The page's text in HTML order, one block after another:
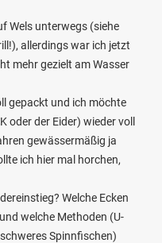
Wels unterwegs (siehe
allerdings war ich jetzt
mehr gezielt am Wasser
gepackt und ich möchte
oder der Eider) wieder voll
gewässermäßig ja
ich hier mal horchen,
Welche Ecken
welche Methoden (U-
Spinnfischen)